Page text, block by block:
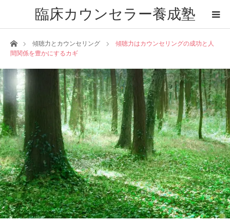
臨床カウンセラー養成塾
ホーム傾聴力とカウンセリング
傾聴力はカウンセリングの成功と人
間関係を豊かにするカギ